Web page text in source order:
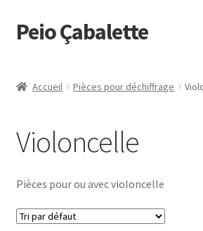
Aller
à
navigation
Aller
au
Peio Çabalette
Commande
Mon Compte
Panier
Accueil Pièces pour déchiffrage
Violoncelle
Pièces pour ou avec violoncelle